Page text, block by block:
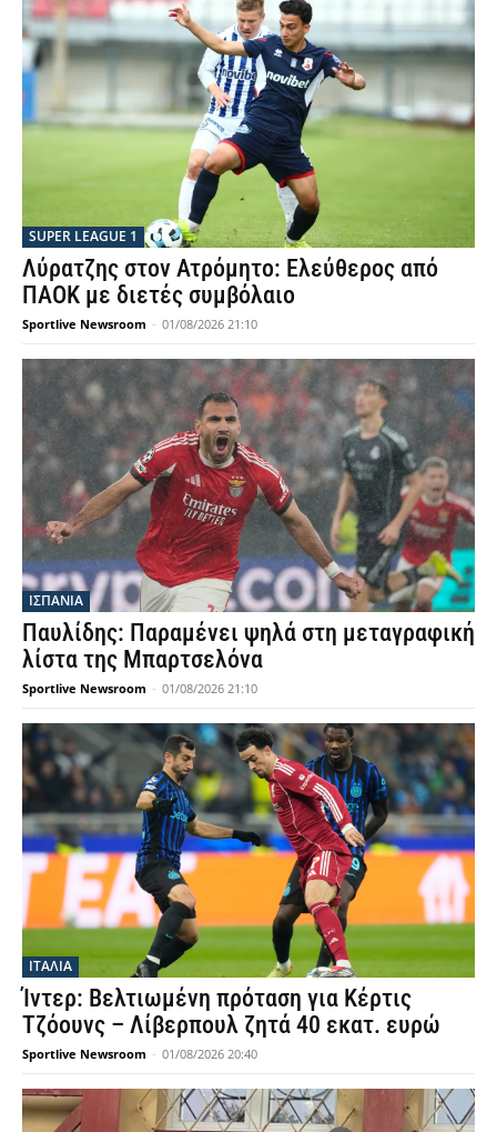
SUPER LEAGUE 1
Λύρατζης στον Ατρόμητο: Ελεύθερος από
ΠΑΟΚ με διετές συμβόλαιο
Sportlive Newsroom - 01/08/2026 21:10
ΙΣΠΑΝΙΑ
Παυλίδης: Παραμένει ψηλά στη μεταγραφική
λίστα της Μπαρτσελόνα
Sportlive Newsroom - 01/08/2026 21:10
ΙΤΑΛΙΑ
Ίντερ: Βελτιωμένη πρόταση για Κέρτις
Τζόουνς – Λίβερπουλ ζητά 40 εκατ. ευρώ
Sportlive Newsroom - 01/08/2026 20:40